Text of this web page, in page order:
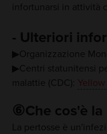
infortunarsi in attività
- Ulteriori
▶Organizzazione
▶Centri statunitensi
malattie (CDC):
⑥Che cos'è la
La pertosse è